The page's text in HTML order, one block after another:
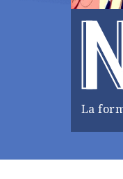
La